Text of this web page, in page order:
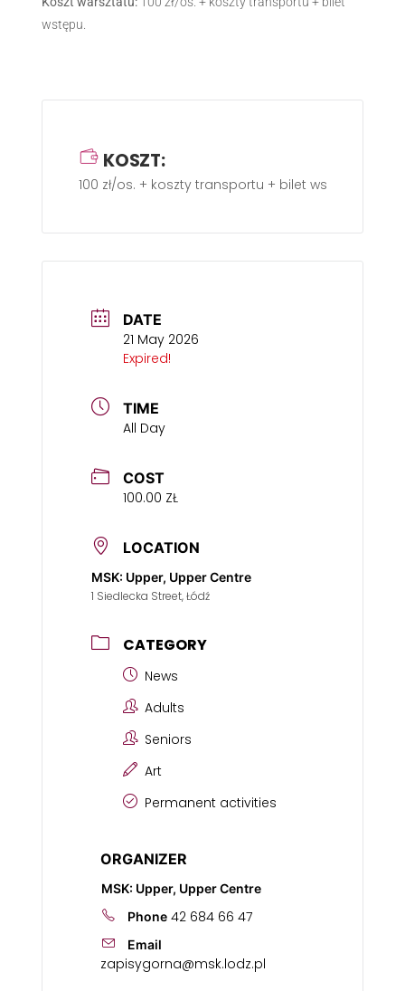
wstępu.
KOSZT:
100 zł/os. + koszty transportu + bilet wstępu.
DATE
21 May 2026
Expired!
TIME
All Day
COST
100.00 ZŁ
LOCATION
MSK: Upper, Upper Centre
1 Siedlecka Street, Łódź
CATEGORY
News
Adults
Seniors
Art
Permanent activities
ORGANIZER
MSK: Upper, Upper Centre
Phone 42 684 66 47
Email
zapisygorna@msk.lodz.pl